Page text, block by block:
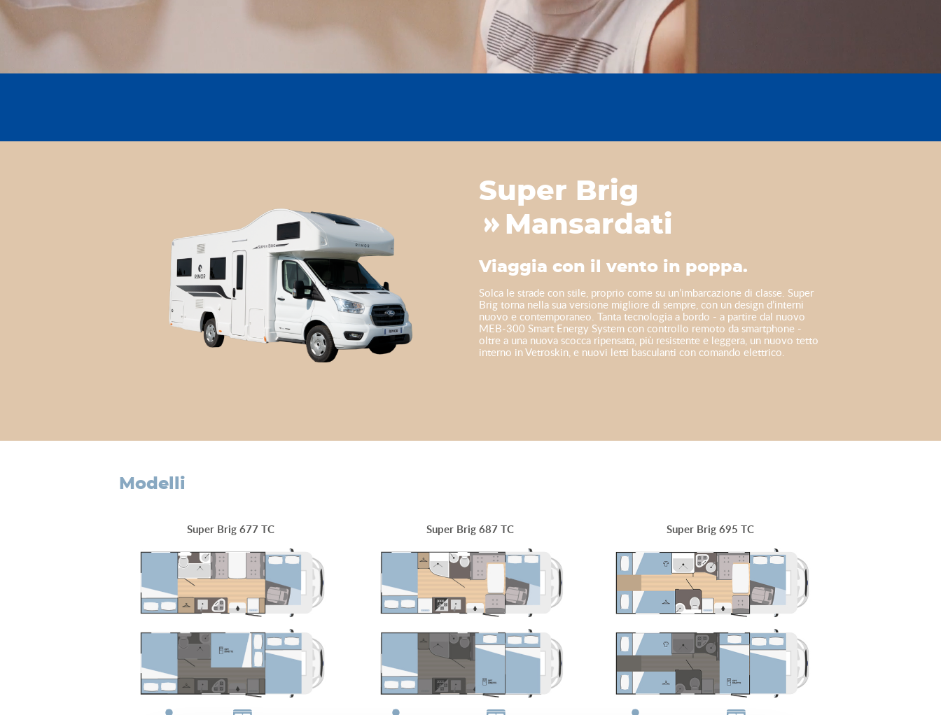
Super Brig
Mansardati
Viaggia con il vento in poppa.
Solca le strade con stile, proprio come su un’imbarcazione di classe. Super
Brig torna nella sua versione migliore di sempre, con un design d’interni
nuovo e contemporaneo. Tanta tecnologia a bordo - a partire dal nuovo
MEB-300 Smart Energy System con controllo remoto da smartphone -
oltre a una nuova scocca ripensata, più resistente e leggera, un nuovo tetto
interno in Vetroskin, e nuovi letti basculanti con comando elettrico.
modelli
Super Brig 677 TC Super Brig 687 TC Super Brig 695 TC